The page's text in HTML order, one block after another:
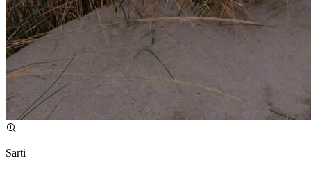
Sarti